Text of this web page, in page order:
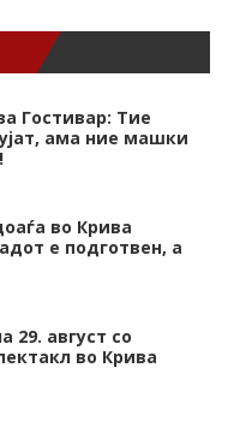
Гостивар: Тие
ама ние машки
во Крива
е подготвен, а
29. август со
во Крива